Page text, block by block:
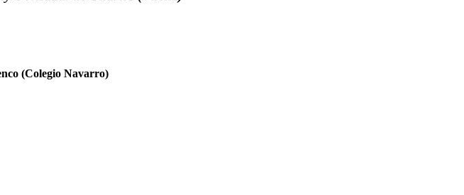
(Colegio Navarro)